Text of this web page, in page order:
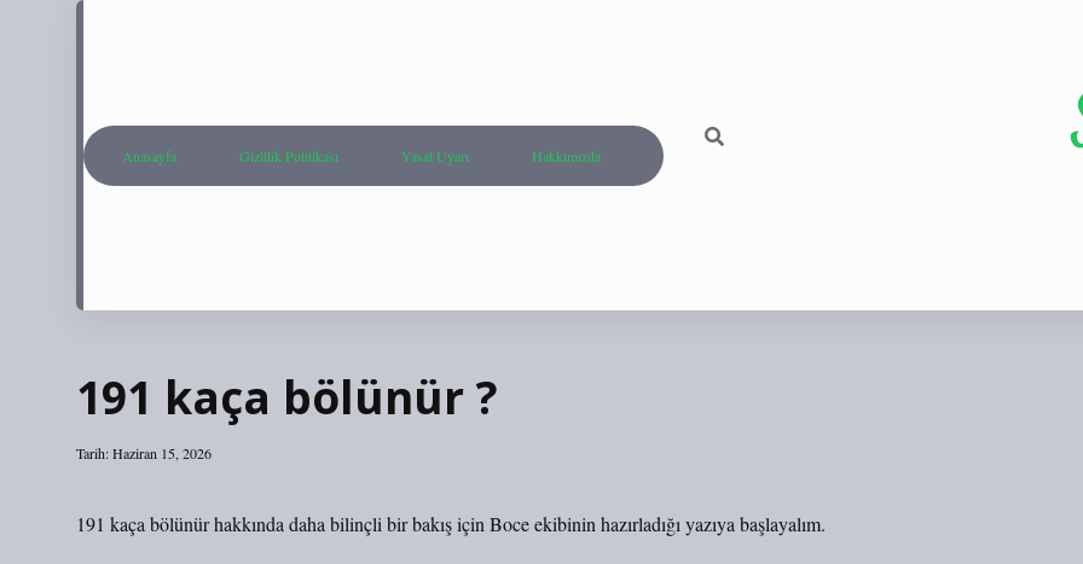
Anasayfa Gizlilik Politikası Yasal Uyarı Hakkımızda
191 kaça bölünür ?
Tarih: Haziran 15, 2026
191 kaça bölünür hakkında daha bilinçli bir bakış için Boce ekibinin hazırladığı yazıya başlayalım.